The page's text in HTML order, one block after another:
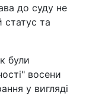
до суду не
статус та
були
восени
у вигляді